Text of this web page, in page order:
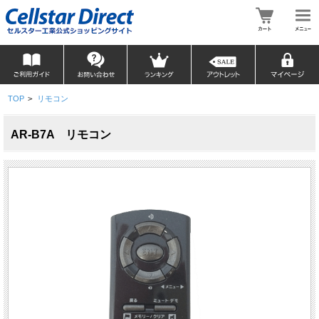
TOP > リモコン
AR-B7A リモコン